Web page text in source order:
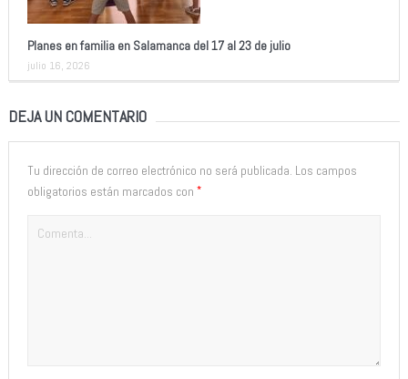
Planes en familia en Salamanca del 17 al 23 de julio
julio 16, 2026
DEJA UN COMENTARIO
Tu dirección de correo electrónico no será publicada. Los campos
obligatorios están marcados con *